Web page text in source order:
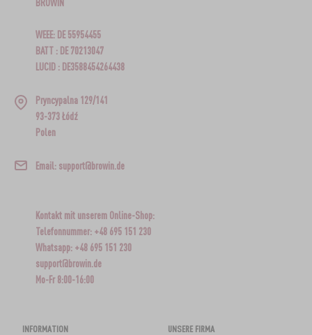
BROWIN
WEEE: DE 55954455
BATT : DE 70213047
LUCID : DE3588454264438
Pryncypalna 129/141
93-373 Łódź
Polen
Email: support@browin.de
Kontakt mit unserem Online-Shop:
Telefonnummer: +48 695 151 230
Whatsapp: +48 695 151 230
support@browin.de
Mo-Fr 8:00-16:00
INFORMATION UNSERE FIRMA